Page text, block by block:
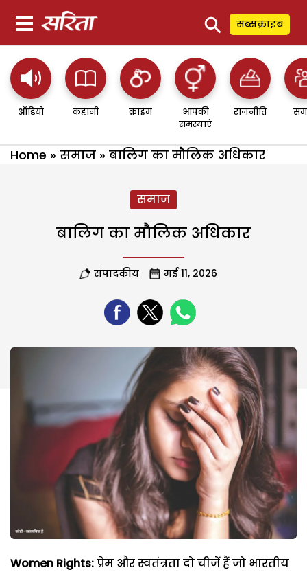
⚲ सब्सक्राइब
ऑडियो कहानी क्राइम
आपकी
समस्याएं
राजनीति
Home » समाज » बालिग का मौलिक अधिकार
समाज
बालिग का मौलिक अधिकार
संपादकीय मई 11, 2026
Women Rights:प्रेम और स्वतंत्रता दो चीजें हैं जो भारतीय